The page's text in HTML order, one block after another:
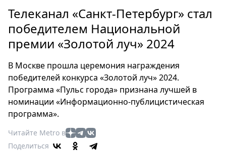
Россия
Мир
Здоровье
Туризм
Мода
Театр
Кино
Афиша
Книги
Телеканал «Санкт-Петербург» стал
победителем Национальной
премии «Золотой луч» 2024
В Москве прошла церемония награждения
победителей конкурса «Золотой луч» 2024.
Программа «Пульс города» признана лучшей в
номинации «Информационно-публицистическая
программа».
Читайте Metro в
Поделиться